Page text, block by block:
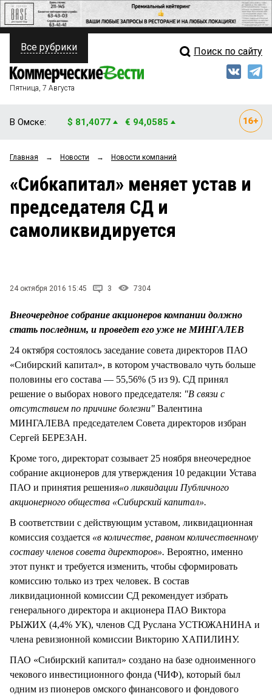
ПОЛИТИКА
ФИНАНСЫ
ОБЩЕСТВО
ЗАКОН
НОВОСТИ КОМПАНИЙ
Свежий выпуск
Мнения
Рейтинги
Блоги
Архив
Все рубрики Поиск по сайту
Пятница, 7 Августа
В Омске: $ 81,4077 € 94,0585
Главная → Новости → Новости компаний
«Сибкапитал» меняет устав и
председателя СД и
самоликвидируется
24 октября 2016 15:45 3 7304
Внеочередное собрание акционеров компании должно
стать последним, и проведет его уже не МИНГАЛЕВ
24 октября состоялось заседание совета директоров ПАО
«Сибирский капитал», в котором участвовало чуть больше
половины его состава — 55,56% (5 из 9). СД принял
решение о выборах нового председателя: "В связи с
отсутствием по причине болезни" Валентина
МИНГАЛЕВА председателем Совета директоров избран
Сергей БЕРЕЗАН.
Кроме того, директорат созывает 25 ноября внеочередное
собрание акционеров для утверждения 10 редакции Устава
ПАО и принятия решения«о ликвидации Публичного
акционерного общества «Сибирский капитал».
В соответствии с действующим уставом, ликвидационная
комиссия создается «в количестве, равном количественному
составу членов совета директоров». Вероятно, именно
этот пункт и требуется изменить, чтобы сформировать
комиссию только из трех человек. В состав
ликвидационной комиссии СД рекомендует избрать
генерального директора и акционера ПАО Виктора
РЫЖИХ (4,4% УК), членов СД Руслана УСТЮЖАНИНА и
члена ревизионной комиссии Викторию ХАПИЛИНУ.
ПАО «Сибирский капитал» создано на базе одноименного
чекового инвестиционного фонда (ЧИФ), который был
одним из пионеров омского финансового и фондового